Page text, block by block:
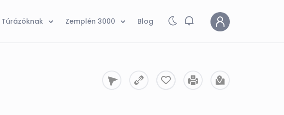
Túrázóknak Zemplén 3000 Blog